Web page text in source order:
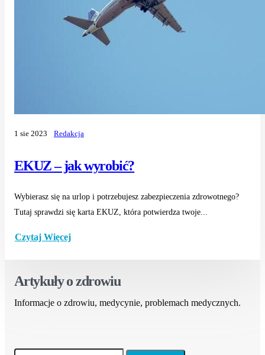
EKUZ – jak wyrobić?
1 sie 2023 Redakcja
Wybierasz się na urlop i potrzebujesz zabezpieczenia zdrowotnego?
Tutaj sprawdzi się karta EKUZ, która potwierdza twoje...
Czytaj Więcej
Artykuły o zdrowiu
Informacje o zdrowiu, medycynie, problemach medycznych.